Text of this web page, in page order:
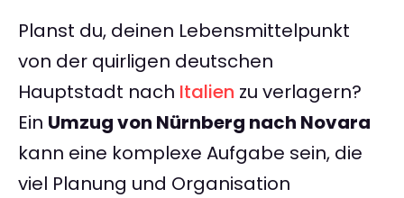
Planst du, deinen Lebensmittelpunkt
von der quirligen deutschen
Hauptstadt nach Italien zu verlagern?
Ein Umzug von Nürnberg nach Novara
kann eine komplexe Aufgabe sein, die
viel Planung und Organisation